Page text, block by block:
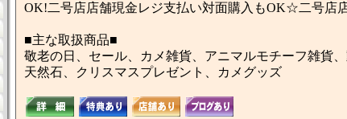
OK!二号店店舗現金レジ支払い対面購入もOK☆二号店
■主な取扱商品■
敬老の日、セール、カメ雑貨、アニマルモチーフ雑貨
天然石、クリスマスプレゼント、カメグッズ